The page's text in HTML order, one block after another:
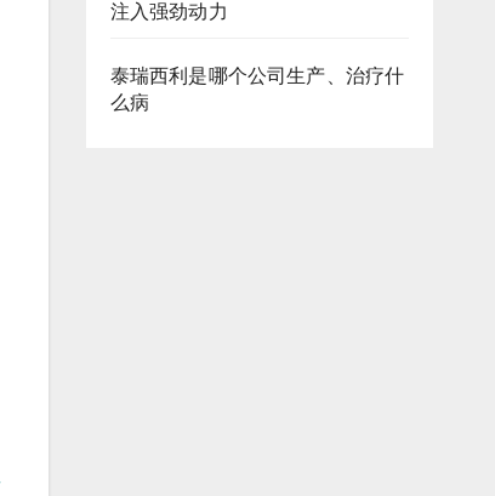
注入强劲动力
泰瑞西利是哪个公司生产、治疗什
么病